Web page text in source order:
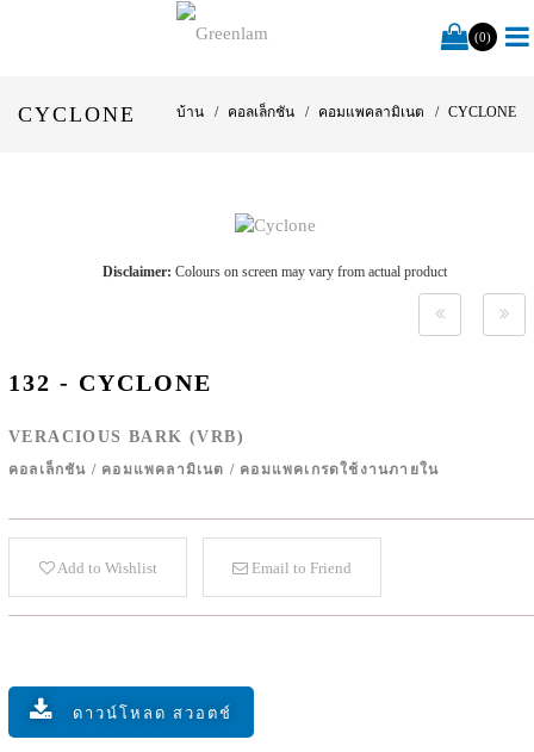
(0)
CYCLONE บ้าน คอลเล็กชัน คอมแพคลามิเนต CYCLONE
Disclaimer: Colours on screen may vary from actual product
132 - CYCLONE
VERACIOUS BARK (VRB)
คอลเล็กชัน / คอมแพคลามิเนต / คอมแพคเกรดใช้งานภายใน
Add to Wishlist Email to Friend
ดาวน์โหลด สวอตช์